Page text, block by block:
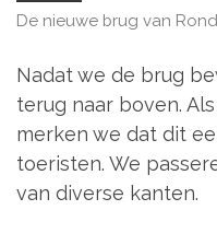
De nieuwe brug van
Nadat we de brug
terug naar boven.
merken we dat dit
toeristen. We
van diverse kanten.